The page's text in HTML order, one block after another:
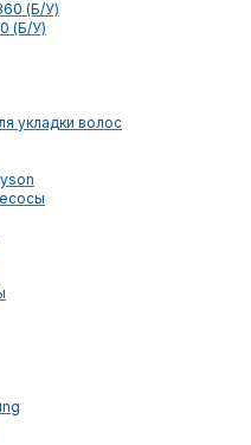
(Б/У)
(Б/У)
укладки волос